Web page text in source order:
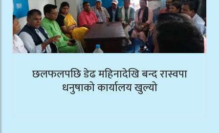
छलफलपछि डेढ महिनादेखि बन्द रास्वपा
धनुषाको कार्यालय खुल्यो